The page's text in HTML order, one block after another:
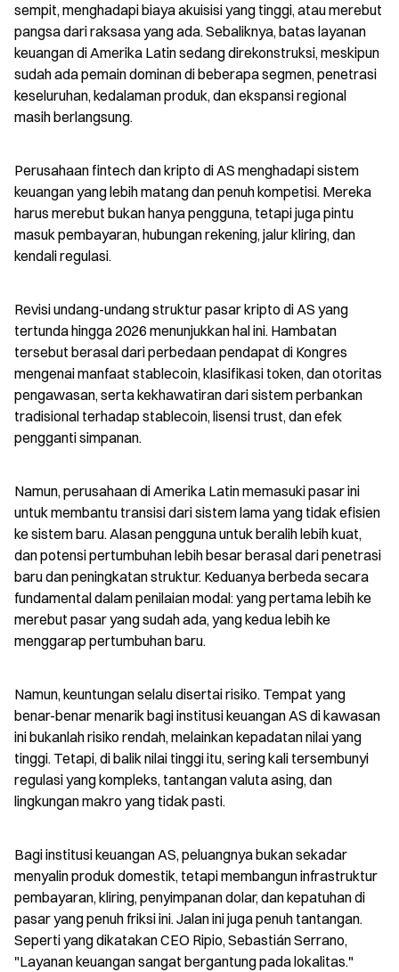
sempit, menghadapi biaya akuisisi yang tinggi, atau merebut
pangsa dari raksasa yang ada. Sebaliknya, batas layanan
keuangan di Amerika Latin sedang direkonstruksi, meskipun
sudah ada pemain dominan di beberapa segmen, penetrasi
keseluruhan, kedalaman produk, dan ekspansi regional
masih berlangsung.
Perusahaan fintech dan kripto di AS menghadapi sistem
keuangan yang lebih matang dan penuh kompetisi. Mereka
harus merebut bukan hanya pengguna, tetapi juga pintu
masuk pembayaran, hubungan rekening, jalur kliring, dan
kendali regulasi.
Revisi undang-undang struktur pasar kripto di AS yang
tertunda hingga 2026 menunjukkan hal ini. Hambatan
tersebut berasal dari perbedaan pendapat di Kongres
mengenai manfaat stablecoin, klasifikasi token, dan otoritas
pengawasan, serta kekhawatiran dari sistem perbankan
tradisional terhadap stablecoin, lisensi trust, dan efek
pengganti simpanan.
Namun, perusahaan di Amerika Latin memasuki pasar ini
untuk membantu transisi dari sistem lama yang tidak efisien
ke sistem baru. Alasan pengguna untuk beralih lebih kuat,
dan potensi pertumbuhan lebih besar berasal dari penetrasi
baru dan peningkatan struktur. Keduanya berbeda secara
fundamental dalam penilaian modal: yang pertama lebih ke
merebut pasar yang sudah ada, yang kedua lebih ke
menggarap pertumbuhan baru.
Namun, keuntungan selalu disertai risiko. Tempat yang
benar-benar menarik bagi institusi keuangan AS di kawasan
ini bukanlah risiko rendah, melainkan kepadatan nilai yang
tinggi. Tetapi, di balik nilai tinggi itu, sering kali tersembunyi
regulasi yang kompleks, tantangan valuta asing, dan
lingkungan makro yang tidak pasti.
Bagi institusi keuangan AS, peluangnya bukan sekadar
menyalin produk domestik, tetapi membangun infrastruktur
pembayaran, kliring, penyimpanan dolar, dan kepatuhan di
pasar yang penuh friksi ini. Jalan ini juga penuh tantangan.
Seperti yang dikatakan CEO Ripio, Sebastián Serrano,
"Layanan keuangan sangat bergantung pada lokalitas."